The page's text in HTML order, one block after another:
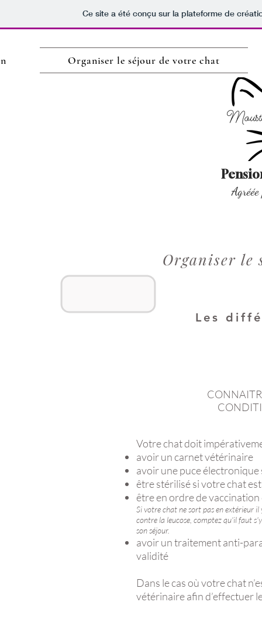
Ce site a été conçu sur la plateforme de
Organiser le séjour de votre chat
Organiser le
Les
Votre chat doit
avoir un carnet vétérinaire
avoir une puce
être stérilisé si votre chat
être en ordre de
Si votre chat ne sort pas en extérieur
contre la leucose, comptez qu'il faut
son séjour.
avoir un traitement anti-
validité
Dans le cas où votre chat
vétérinaire afin d’effectuer